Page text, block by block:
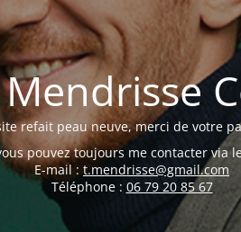
refait peau neuve, merci de votre
pouvez toujours me contacter via
E-mail : t.mendrisse@gmail.com
Téléphone : 06 79 20 85 67